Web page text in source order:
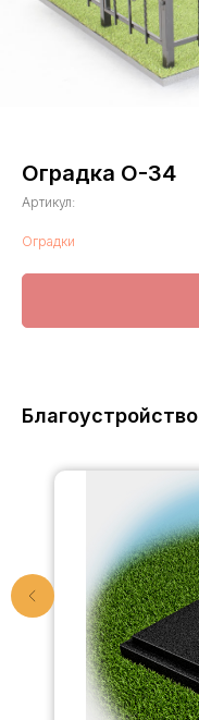
Оградка О-34
Артикул:
Оградки
Благоустройство